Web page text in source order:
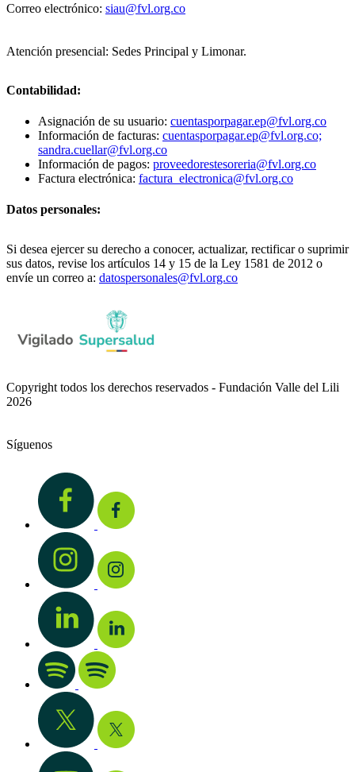
Correo electrónico: siau@fvl.org.co
Atención presencial: Sedes Principal y Limonar.
Contabilidad:
Asignación de su usuario: cuentasporpagar.ep@fvl.org.co
Información de facturas: cuentasporpagar.ep@fvl.org.co;
sandra.cuellar@fvl.org.co
Información de pagos: proveedorestesoreria@fvl.org.co
Factura electrónica: factura_electronica@fvl.org.co
Datos personales:
Si desea ejercer su derecho a conocer, actualizar, rectificar o suprimir
sus datos, revise los artículos 14 y 15 de la Ley 1581 de 2012 o
envíe un correo a: datospersonales@fvl.org.co
Copyright todos los derechos reservados - Fundación Valle del Lili
2026
Síguenos